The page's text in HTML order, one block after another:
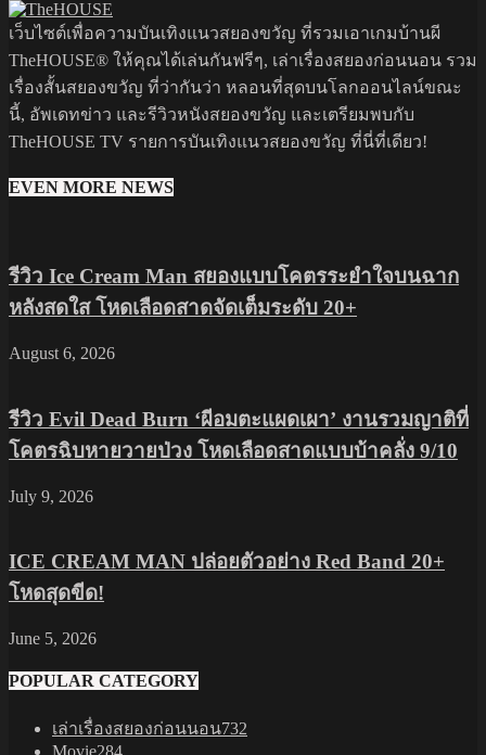
เว็บไซต์เพื่อความบันเทิงแนวสยองขวัญ ที่รวมเอาเกมบ้านผี
TheHOUSE® ให้คุณได้เล่นกันฟรีๆ, เล่าเรื่องสยองก่อนนอน รวม
เรื่องสั้นสยองขวัญ ที่ว่ากันว่า หลอนที่สุดบนโลกออนไลน์ขณะ
นี้, อัพเดทข่าว และรีวิวหนังสยองขวัญ และเตรียมพบกับ
TheHOUSE TV รายการบันเทิงแนวสยองขวัญ ที่นี่ที่เดียว!
EVEN MORE NEWS
รีวิว Ice Cream Man สยองแบบโคตรระยำใจบนฉาก
หลังสดใส โหดเลือดสาดจัดเต็มระดับ 20+
August 6, 2026
รีวิว Evil Dead Burn ‘ผีอมตะแผดเผา’ งานรวมญาติที่
โคตรฉิบหายวายป่วง โหดเลือดสาดแบบบ้าคลั่ง 9/10
July 9, 2026
ICE CREAM MAN ปล่อยตัวอย่าง Red Band 20+
โหดสุดขีด!
June 5, 2026
POPULAR CATEGORY
เล่าเรื่องสยองก่อนนอน732
Movie284